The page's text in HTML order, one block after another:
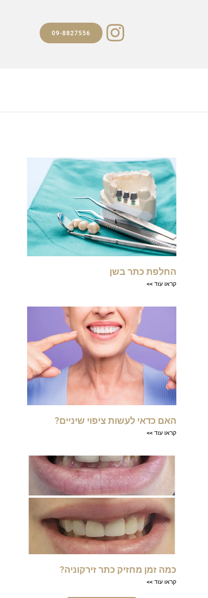
09-8827556
החלפת כתר בשן
קראו עוד >>
האם כדאי לעשות ציפוי שיניים?
קראו עוד >>
כמה זמן מחזיק כתר זירקוניה?
קראו עוד >>